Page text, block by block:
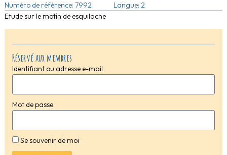
Réservé aux membres
Identifiant ou adresse e-mail
Mot de passe
Se souvenir de moi
Numéro de référence: 7992
Langue: 2
Etude sur le motín de esquilache